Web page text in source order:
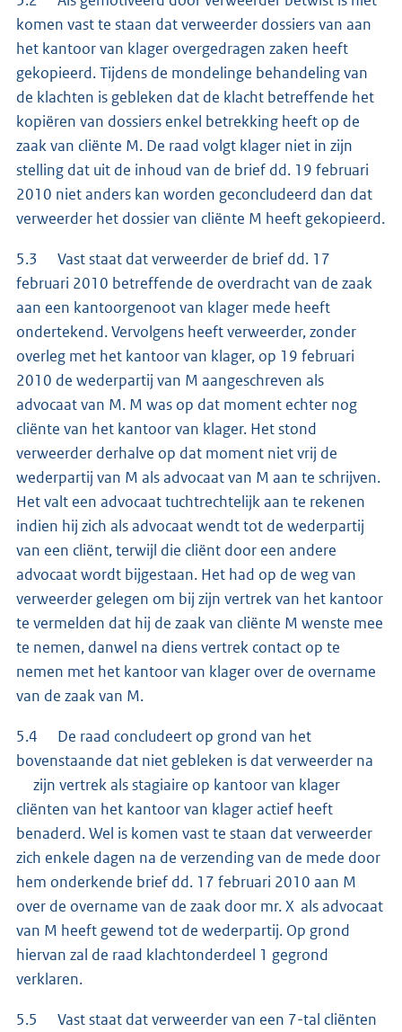
komen vast te staan dat verweerder dossiers van aan
het kantoor van klager overgedragen zaken heeft
gekopieerd. Tijdens de mondelinge behandeling van
de klachten is gebleken dat de klacht betreffende het
kopiëren van dossiers enkel betrekking heeft op de
zaak van cliënte M. De raad volgt klager niet in zijn
stelling dat uit de inhoud van de brief dd. 19 februari
2010 niet anders kan worden geconcludeerd dan dat
verweerder het dossier van cliënte M heeft gekopieerd.
5.3 Vast staat dat verweerder de brief dd. 17
februari 2010 betreffende de overdracht van de zaak
aan een kantoorgenoot van klager mede heeft
ondertekend. Vervolgens heeft verweerder, zonder
overleg met het kantoor van klager, op 19 februari
2010 de wederpartij van M aangeschreven als
advocaat van M. M was op dat moment echter nog
cliënte van het kantoor van klager. Het stond
verweerder derhalve op dat moment niet vrij de
wederpartij van M als advocaat van M aan te schrijven.
Het valt een advocaat tuchtrechtelijk aan te rekenen
indien hij zich als advocaat wendt tot de wederpartij
van een cliënt, terwijl die cliënt door een andere
advocaat wordt bijgestaan. Het had op de weg van
verweerder gelegen om bij zijn vertrek van het kantoor
te vermelden dat hij de zaak van cliënte M wenste mee
te nemen, danwel na diens vertrek contact op te
nemen met het kantoor van klager over de overname
van de zaak van M.
5.4 De raad concludeert op grond van het
bovenstaande dat niet gebleken is dat verweerder na
zijn vertrek als stagiaire op kantoor van klager
cliënten van het kantoor van klager actief heeft
benaderd. Wel is komen vast te staan dat verweerder
zich enkele dagen na de verzending van de mede door
hem onderkende brief dd. 17 februari 2010 aan M
over de overname van de zaak door mr. X als advocaat
van M heeft gewend tot de wederpartij. Op grond
hiervan zal de raad klachtonderdeel 1 gegrond
verklaren.
5.5 Vast staat dat verweerder van een 7-tal cliënten